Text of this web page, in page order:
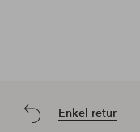
Enkel retur